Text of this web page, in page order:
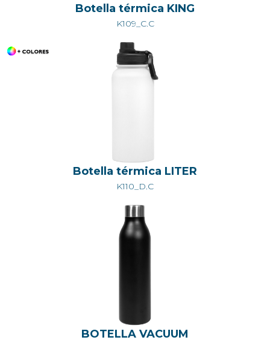
Botella térmica KING
K109_C.C
Botella térmica LITER
K110_D.C
BOTELLA VACUUM